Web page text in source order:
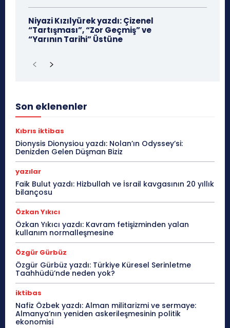
Niyazi Kızılyürek yazdı: Çizenel
“Tartışması”, “Zor Geçmiş” ve
“Yarının Tarihi” Üstüne
Son eklenenler
Kıbrıs iktibas
Dionysis Dionysiou yazdı: Nolan’ın Odyssey’si:
Denizden Gelen Düşman Biziz
yazılar
Faik Bulut yazdı: Hizbullah ve İsrail kavgasının 20 yıllık
bilançosu
Özkan Yıkıcı
Özkan Yıkıcı yazdı: Kavram fetişizminden yalan
kullanım normalleşmesine
Özgür Gürbüz
Özgür Gürbüz yazdı: Türkiye Küresel Serinletme
Taahhüdü’nde neden yok?
iktibas
Nafiz Özbek yazdı: Alman militarizmi ve sermaye:
Almanya’nın yeniden askerileşmesinin politik
ekonomisi